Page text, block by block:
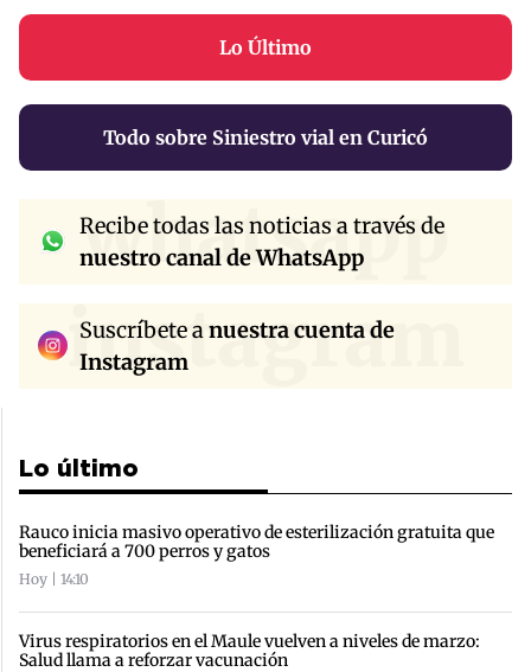
Lo Último
Todo sobre Siniestro vial en Curicó
whatsapp
Recibe todas las noticias a través de
nuestro canal de WhatsApp
instagram
Suscríbete anuestra cuenta de
Instagram
Lo último
Rauco inicia masivo operativo de esterilización gratuita que
beneficiará a 700 perros y gatos
Hoy | 14:10
Virus respiratorios en el Maule vuelven a niveles de marzo:
Salud llama a reforzar vacunación